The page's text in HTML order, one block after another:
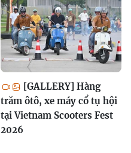
[GALLERY] Hàng
trăm ôtô, xe máy cổ tụ hội
tại Vietnam Scooters Fest
2026